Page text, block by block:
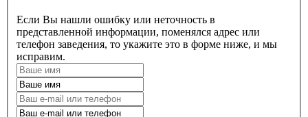
Если Вы нашли ошибку или неточность в
представленной информации, поменялся адрес или
телефон заведения, то укажите это в форме ниже, и мы
исправим.